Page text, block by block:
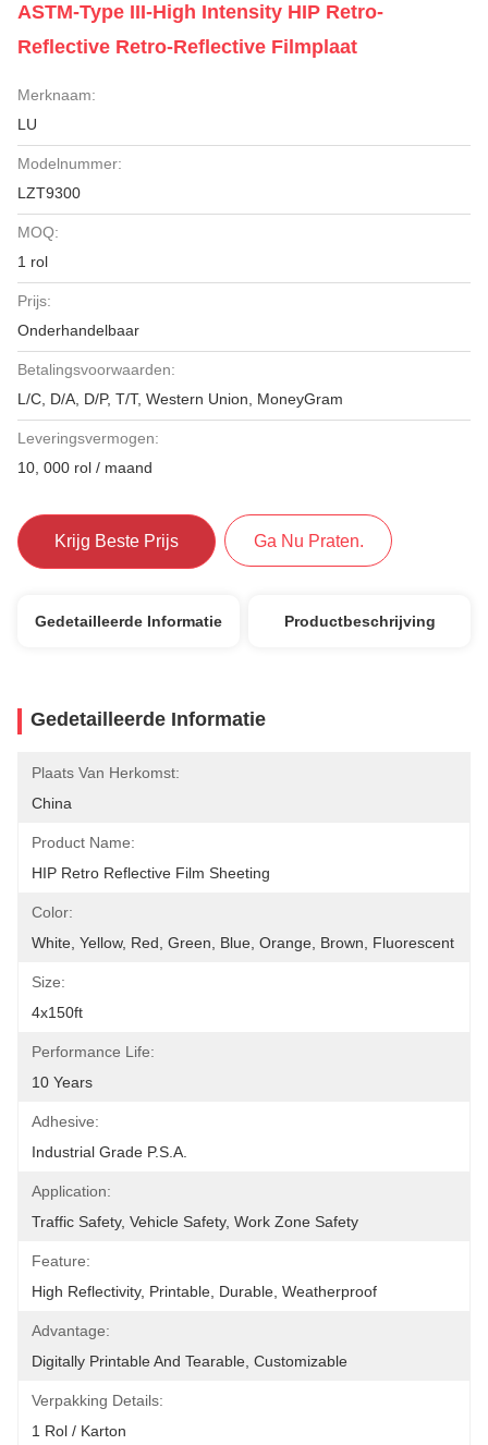
ASTM-Type III-High Intensity HIP Retro-
Reflective Retro-Reflective Filmplaat
Merknaam:
LU
Modelnummer:
LZT9300
MOQ:
1 rol
Prijs:
Onderhandelbaar
Betalingsvoorwaarden:
L/C, D/A, D/P, T/T, Western Union, MoneyGram
Leveringsvermogen:
10, 000 rol / maand
Krijg Beste Prijs Ga Nu Praten.
Gedetailleerde Informatie Productbeschrijving
Gedetailleerde Informatie
Plaats Van Herkomst:
China
Product Name:
HIP Retro Reflective Film Sheeting
Color:
White, Yellow, Red, Green, Blue, Orange, Brown, Fluorescent
Size:
4x150ft
Performance Life:
10 Years
Adhesive:
Industrial Grade P.S.A.
Application:
Traffic Safety, Vehicle Safety, Work Zone Safety
Feature:
High Reflectivity, Printable, Durable, Weatherproof
Advantage:
Digitally Printable And Tearable, Customizable
Verpakking Details:
1 Rol / Karton